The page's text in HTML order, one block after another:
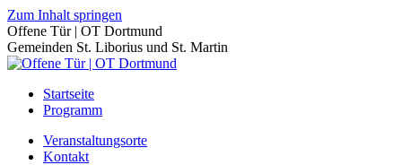
Zum Inhalt springen
Offene Tür | OT Dortmund
Gemeinden St. Liborius und St. Martin
Startseite
Programm
Veranstaltungsorte
Kontakt